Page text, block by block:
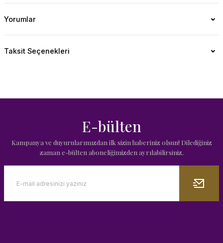
Yorumlar
Taksit Seçenekleri
E-bülten
Kampanya ve duyurularımızdan ilk sizin haberiniz olsun! Dilediğiniz
zaman e-bülten aboneliğimizden ayrılabilirsiniz.